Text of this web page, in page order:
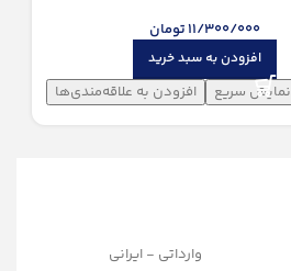
11/300/000تومان
افزودن به سبد خرید
نمایش سریع
افزودن به علاقه‌مندی‌ها
وارداتی - ایرانی